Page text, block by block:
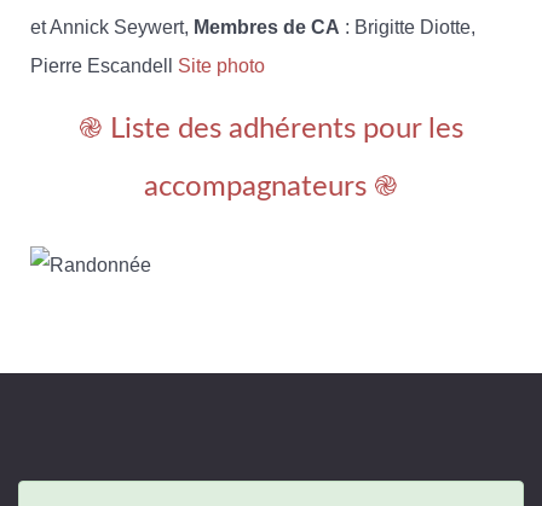
et Annick Seywert, Membres de CA : Brigitte Diotte,
Pierre Escandell Site photo
֎ Liste des adhérents pour les
accompagnateurs ֎